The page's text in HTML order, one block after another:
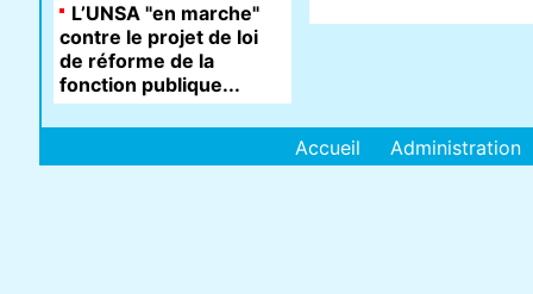
L’UNSA "en marche"
contre le projet de loi
de réforme de la
fonction publique...
Accueil Administration